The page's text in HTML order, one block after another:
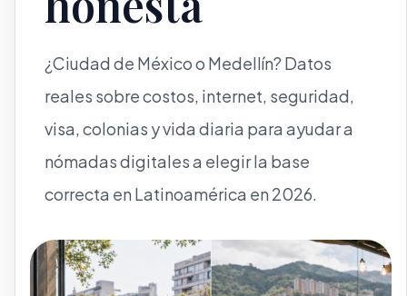
¿Ciudad de México o Medellín? Datos
reales sobre costos, internet, seguridad,
visa, colonias y vida diaria para ayudar a
nómadas digitales a elegir la base
correcta en Latinoamérica en 2026.